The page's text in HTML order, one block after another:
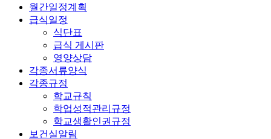
월간일정계획
급식일정
식단표
급식 게시판
영양상담
각종서류양식
각종규정
학교규칙
학업성적관리규정
학교생활인권규정
보건실알림